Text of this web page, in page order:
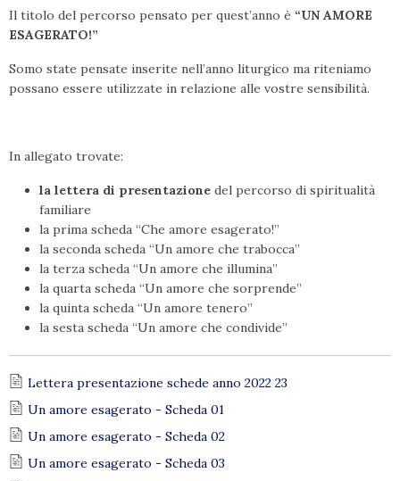
Il titolo del percorso pensato per quest’anno è “UN AMORE
ESAGERATO!”
Somo state pensate inserite nell’anno liturgico ma riteniamo
possano essere utilizzate in relazione alle vostre sensibilità.
In allegato trovate:
la lettera di presentazione del percorso di spiritualità
familiare
la prima scheda “Che amore esagerato!”
la seconda scheda “Un amore che trabocca”
la terza scheda “Un amore che illumina”
la quarta scheda “Un amore che sorprende”
la quinta scheda “Un amore tenero”
la sesta scheda “Un amore che condivide”
Lettera presentazione schede anno 2022 23
Un amore esagerato - Scheda 01
Un amore esagerato - Scheda 02
Un amore esagerato - Scheda 03